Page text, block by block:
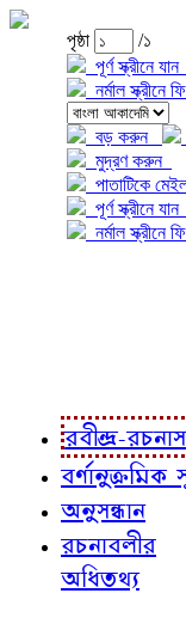
পৃষ্ঠা
/১
পূর্ণ স্ক্রীনে যান
নর্মাল স্ক্রীনে
বড় করুন
মুদ্রণ করুন
পাতাটিকে
পূর্ণ স্ক্রীনে যান
নর্মাল স্ক্রীনে
রবীন্দ্র-
বর্ণানুক্রমিক
অনুসন্ধান
রচনাবলীর
অধিতথ্য